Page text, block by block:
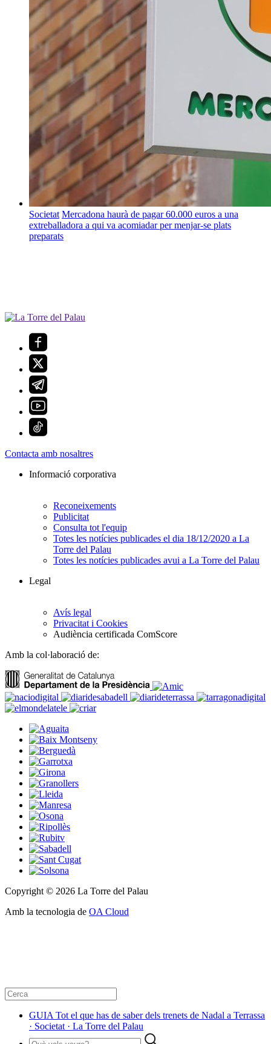
Societat Mercadona haurà de pagar 60.000 euros a una
extreballadora a qui va acomiadar per menjar-se plats
preparats
Contacta amb nosaltres
Informació corporativa
Reconeixements
Publicitat
Consulta tot l'equip
Totes les notícies publicades el dia 18/12/2020 a La
Torre del Palau
Totes les notícies publicades avui a La Torre del Palau
Legal
Avís legal
Privacitat i Cookies
Audiència certificada ComScore
Amb la col·laboració de:
Copyright © 2026 La Torre del Palau
Amb la tecnologia de OA Cloud
GUIA Tot el que has de saber dels trenets de Nadal a Terrassa
· Societat · La Torre del Palau